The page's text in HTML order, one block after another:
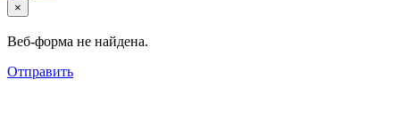
×
Веб-форма не найдена.
Отправить